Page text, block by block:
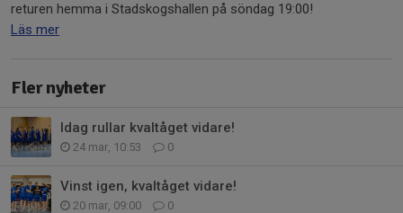
returen hemma i Stadskogshallen på söndag 19:00!
Läs mer
Fler nyheter
Idag rullar kvaltåget vidare!
24 mar, 10:53 0
Vinst igen, kvaltåget vidare!
20 mar, 09:00 0